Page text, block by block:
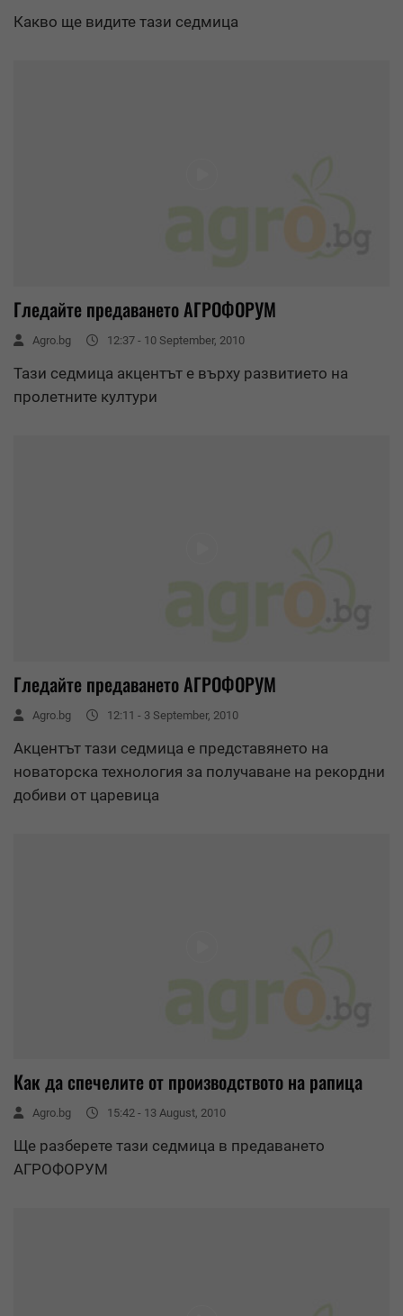
Какво ще видите тази седмица
Гледайте предаването АГРОФОРУМ
Agro.bg 12:37 - 10 September, 2010
Тази седмица акцентът е върху развитието на
пролетните култури
Гледайте предаването АГРОФОРУМ
Agro.bg 12:11 - 3 September, 2010
Акцентът тази седмица е представянето на
новаторска технология за получаване на рекордни
добиви от царевица
Как да спечелите от производството на рапица
Agro.bg 15:42 - 13 August, 2010
Ще разберете тази седмица в предаването
АГРОФОРУМ